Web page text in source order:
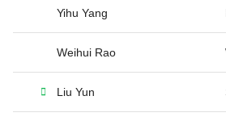
Yihu Yang
Weihui Rao
Liu Yun